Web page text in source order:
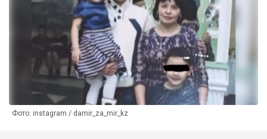
Фото: instagram / damir_za_mir_kz